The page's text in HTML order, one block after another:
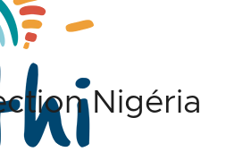
Nigéria